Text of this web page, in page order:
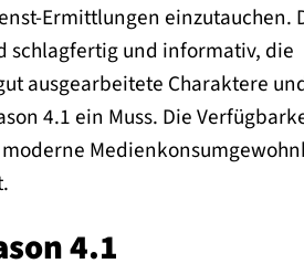
Ermittlungen einzutauchen.
schlagfertig und informativ, die
ausgearbeitete Charaktere
4.1 ein Muss. Die
4.1